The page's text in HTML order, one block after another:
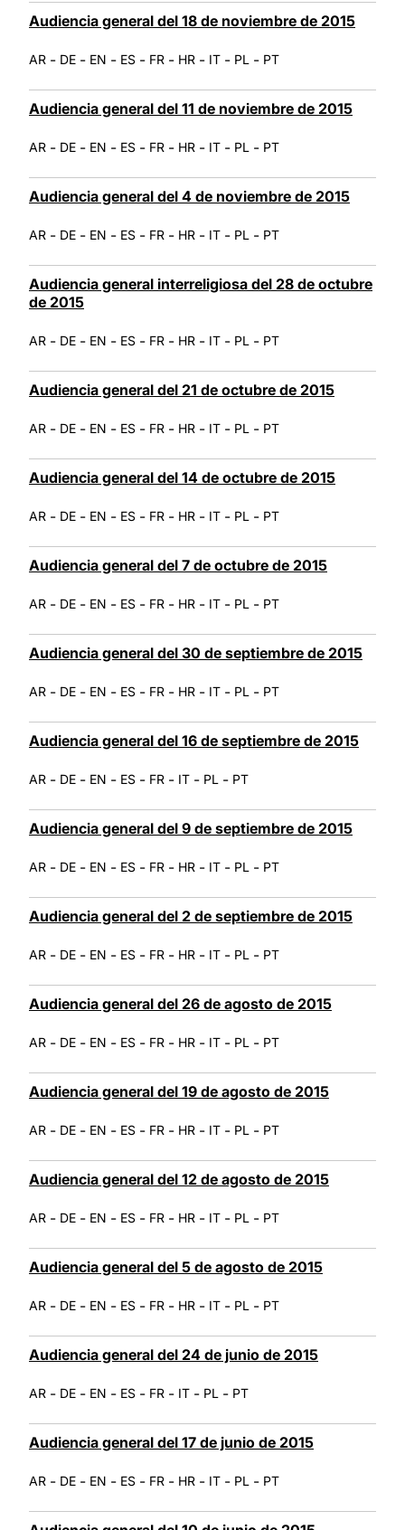
Audiencia general del 18 de noviembre de 2015
AR - DE - EN - ES - FR - HR - IT - PL - PT
Audiencia general del 11 de noviembre de 2015
AR - DE - EN - ES - FR - HR - IT - PL - PT
Audiencia general del 4 de noviembre de 2015
AR - DE - EN - ES - FR - HR - IT - PL - PT
Audiencia general interreligiosa del 28 de octubre
de 2015
AR - DE - EN - ES - FR - HR - IT - PL - PT
Audiencia general del 21 de octubre de 2015
AR - DE - EN - ES - FR - HR - IT - PL - PT
Audiencia general del 14 de octubre de 2015
AR - DE - EN - ES - FR - HR - IT - PL - PT
Audiencia general del 7 de octubre de 2015
AR - DE - EN - ES - FR - HR - IT - PL - PT
Audiencia general del 30 de septiembre de 2015
AR - DE - EN - ES - FR - HR - IT - PL - PT
Audiencia general del 16 de septiembre de 2015
AR - DE - EN - ES - FR - IT - PL - PT
Audiencia general del 9 de septiembre de 2015
AR - DE - EN - ES - FR - HR - IT - PL - PT
Audiencia general del 2 de septiembre de 2015
AR - DE - EN - ES - FR - HR - IT - PL - PT
Audiencia general del 26 de agosto de 2015
AR - DE - EN - ES - FR - HR - IT - PL - PT
Audiencia general del 19 de agosto de 2015
AR - DE - EN - ES - FR - HR - IT - PL - PT
Audiencia general del 12 de agosto de 2015
AR - DE - EN - ES - FR - HR - IT - PL - PT
Audiencia general del 5 de agosto de 2015
AR - DE - EN - ES - FR - HR - IT - PL - PT
Audiencia general del 24 de junio de 2015
AR - DE - EN - ES - FR - IT - PL - PT
Audiencia general del 17 de junio de 2015
AR - DE - EN - ES - FR - HR - IT - PL - PT